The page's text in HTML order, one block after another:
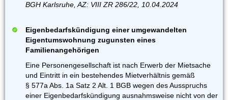
BGH Karlsruhe, AZ: VIII ZR 286/22, 10.04.2024
Eigenbedarfskündigung einer umgewandelten
Eigentumswohnung zugunsten eines
Familienangehörigen
Eine Personengesellschaft ist nach Erwerb der Mietsache
und Eintritt in ein bestehendes Mietverhältnis gemäß
§ 577a Abs. 1a Satz 2 Alt. 1 BGB wegen des Ausspruchs
einer Eigenbedarfskündigung ausnahmsweise nicht von der